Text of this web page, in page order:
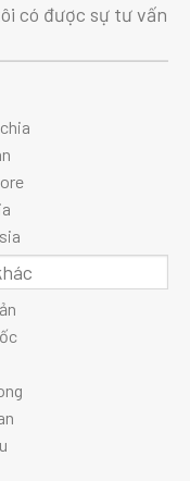
có được sự tư vấn